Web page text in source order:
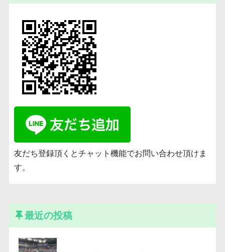
友だち登録頂くとチャット機能でお問い合わせ頂けま
す。
最近の投稿